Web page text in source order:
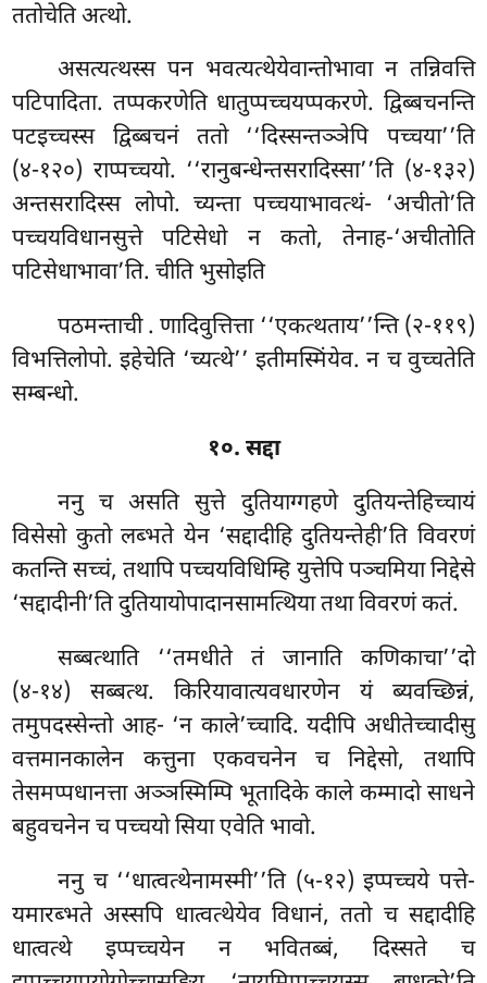
ततोचेति अत्थो.
असत्यत्थस्स पन भवत्यत्थेयेवान्तोभावा न तन्निवत्ति
पटिपादिता. तप्पकरणेति धातुप्पच्चयप्पकरणे. द्विब्बचनन्ति
पटइच्चस्स द्विब्बचनं ततो ‘‘दिस्सन्तञ्ञेपि पच्चया’’ति
(४-१२०) राप्पच्चयो. ‘‘रानुबन्धेन्तसरादिस्सा’’ति (४-१३२)
अन्तसरादिस्स लोपो. च्यन्ता पच्चयाभावत्थं- ‘अचीतो’ति
पच्चयविधानसुत्ते पटिसेधो न कतो, तेनाह-‘अचीतोति
पटिसेधाभावा’ति. चीति भुसोइति
पठमन्ताची. णादिवुत्तित्ता ‘‘एकत्थताय’’न्ति (२-११९)
विभत्तिलोपो. इहेचेति ‘च्यत्थे’’ इतीमस्मिंयेव. न च वुच्चतेति
सम्बन्धो.
१०. सद्दा
ननु च असति सुत्ते दुतियाग्गहणे दुतियन्तेहिच्चायं
विसेसो कुतो लब्भते येन ‘सद्दादीहि दुतियन्तेही’ति विवरणं
कतन्ति सच्चं, तथापि पच्चयविधिम्हि युत्तेपि पञ्चमिया निद्देसे
‘सद्दादीनी’ति दुतियायोपादानसामत्थिया तथा विवरणं कतं.
सब्बत्थाति ‘‘तमधीते तं जानाति कणिकाचा’’दो
(४-१४) सब्बत्थ. किरियावात्यवधारणेन यं ब्यवच्छिन्नं,
तमुपदस्सेन्तो आह- ‘न काले’च्चादि. यदीपि अधीतेच्चादीसु
वत्तमानकालेन कत्तुना एकवचनेन च निद्देसो, तथापि
तेसमप्पधानत्ता अञ्ञस्मिम्पि भूतादिके काले कम्मादो साधने
बहुवचनेन च पच्चयो सिया एवेति भावो.
ननु च ‘‘धात्वत्थेनामस्मी’’ति (५-१२) इप्पच्चये पत्ते-
यमारब्भते अस्सपि धात्वत्थेयेव विधानं, ततो च सद्दादीहि
धात्वत्थे इप्पच्चयेन न भवितब्बं, दिस्सते च